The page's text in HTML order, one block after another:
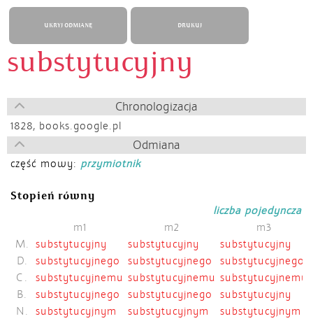
UKRYJ ODMIANĘ DRUKUJ
substytucyjny
Chronologizacja
1828, books.google.pl
Odmiana
część mowy: przymiotnik
Stopień równy
liczba pojedyncza
m1
m2
m3
M.
substytucyjny substytucyjny substytucyjny
D.
substytucyjnego substytucyjnego substytucyjnego
C.
substytucyjnemu substytucyjnemu substytucyjnemu
B.
substytucyjnego substytucyjnego substytucyjny
N.
substytucyjnym substytucyjnym substytucyjnym